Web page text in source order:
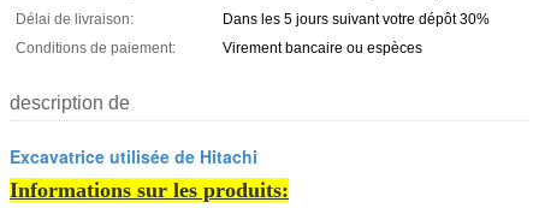
Délai de livraison:
Dans les 5 jours suivant votre dépôt 30%
Conditions de paiement:
Virement bancaire ou espèces
description de
Excavatrice utilisée de Hitachi
Informations sur les produits: